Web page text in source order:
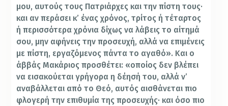
μου, αυτούς τους Πατριάρχες και την πίστη τους·
και αν περάσει κ’ ένας χρόνος, τρίτος ή τέταρτος
ή περισσότερα χρόνια δίχως να λάβεις το αίτημά
σου, μην αφήνεις την προσευχή, αλλά να επιμένεις
με πίστη, εργαζόμενος πάντα το αγαθό». Και ο
άββάς Μακάριος προσθέτει: «οποίος δεν βλέπει
να εισακούεται γρήγορα η δέησή του, αλλά ν’
αναβάλλεται από το Θεό, αυτός αισθάνεται πιο
φλογερή την επιθυμία της προσευχής· και όσο πιο